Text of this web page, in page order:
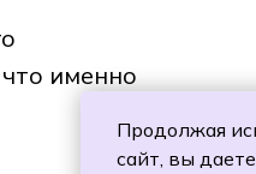
именно
Продолжая
сайт, вы даете